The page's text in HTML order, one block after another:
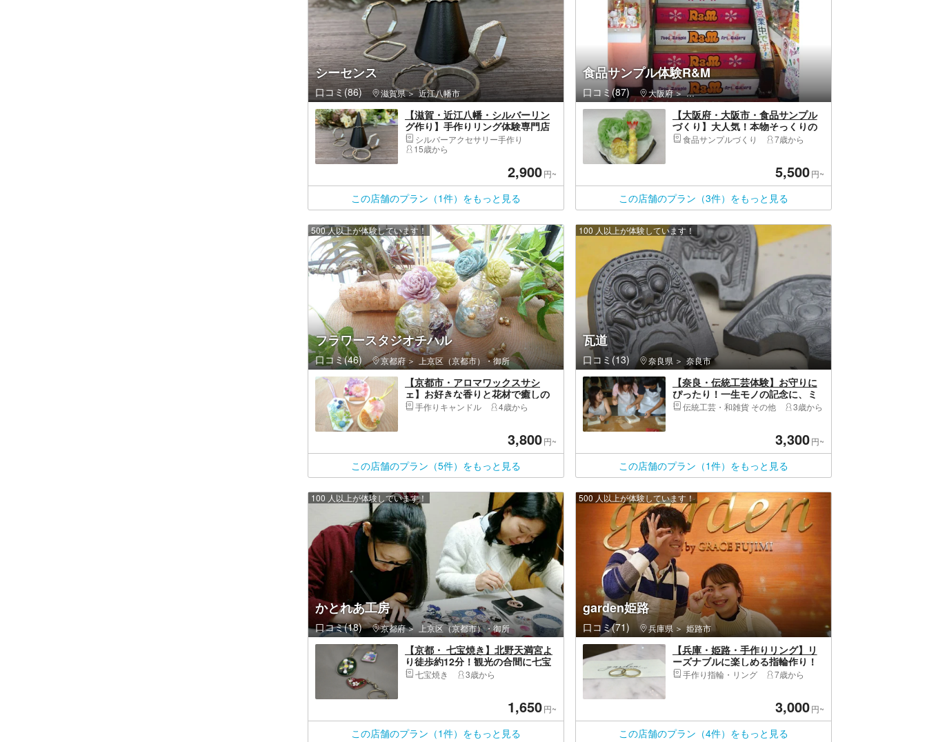
シーセンス
口コミ(86) 滋賀県 近江八幡市
【滋賀・近江八幡・シルバーリン
グ作り】手作りリング体験専門店
だからできる楽しいデザインがい
っぱい ♪ カップルや女子会などに
シルバーアクセサリー手作り
15歳から
2,900円~
この店舗のプラン（1件）をもっと見る
食品サンプル体験R&M
口コミ(87) 大阪府 中央区（大阪市）・大阪城公園・天満橋・道頓堀・アメリカ村
【大阪府・大阪市・食品サンプル
づくり】大人気！本物そっくりの
天ぷら＆レタス制作
食品サンプルづくり 7歳から
5,500円~
この店舗のプラン（3件）をもっと見る
フラワースタジオチハル
口コミ(46) 京都府 上京区（京都市）・御所
500 人以上が体験しています！
【京都市・アロマワックスサシ
ェ】お好きな香りと花材で癒しの
空間。アクセス良好◎四条、烏丸
手作りキャンドル 4歳から
3,800円~
この店舗のプラン（5件）をもっと見る
瓦道
口コミ(13) 奈良県 奈良市
100 人以上が体験しています！
【奈良・伝統工芸体験】お守りに
ぴったり！一生モノの記念に、ミ
ニ鬼瓦を手づくりしよう
伝統工芸・和雑貨 その他 3歳から
3,300円~
この店舗のプラン（1件）をもっと見る
かとれあ工房
口コミ(18) 京都府 上京区（京都市）・御所
100 人以上が体験しています！
【京都・ 七宝焼き】北野天満宮よ
り徒歩約12分！観光の合間に七宝
焼き体験はいかが？光沢と色合い
七宝焼き 3歳から
1,650円~
この店舗のプラン（1件）をもっと見る
garden姫路
口コミ(71) 兵庫県 姫路市
500 人以上が体験しています！
【兵庫・姫路・手作りリング】リ
ーズナブルに楽しめる指輪作り！
真鍮リング 1個
手作り指輪・リング 7歳から
3,000円~
この店舗のプラン（4件）をもっと見る